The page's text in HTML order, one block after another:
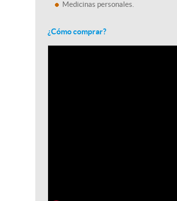
Medicinas personales.
¿Cómo comprar?